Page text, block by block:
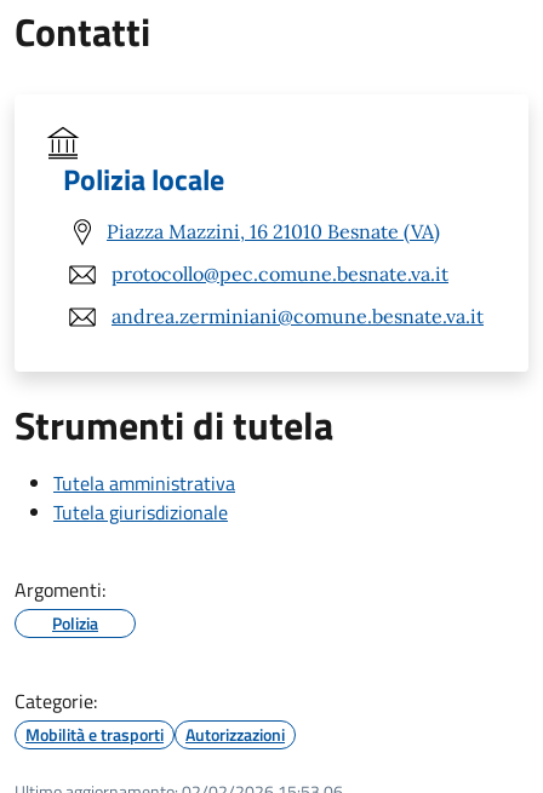
Contatti
Polizia locale
Piazza Mazzini, 16 21010 Besnate (VA)
protocollo@pec.comune.besnate.va.it
andrea.zerminiani@comune.besnate.va.it
Strumenti di tutela
Tutela amministrativa
Tutela giurisdizionale
Argomenti:
Polizia
Categorie:
Mobilità e trasporti Autorizzazioni